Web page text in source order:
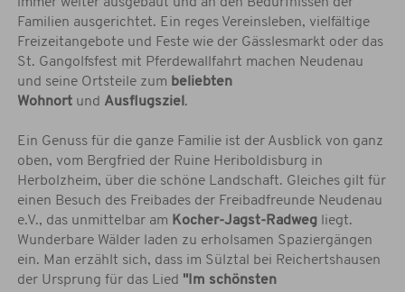
Familien ausgerichtet. Ein reges Vereinsleben, vielfältige
Freizeitangebote und Feste wie der Gässlesmarkt oder das
St. Gangolfsfest mit Pferdewallfahrt machen Neudenau
und seine Ortsteile zum beliebten
Wohnortund Ausflugsziel .
Ein Genuss für die ganze Familie ist der Ausblick von ganz
oben, vom Bergfried der Ruine Heriboldisburg in
Herbolzheim, über die schöne Landschaft. Gleiches gilt für
einen Besuch des Freibades der Freibadfreunde Neudenau
e.V., das unmittelbar am Kocher-Jagst-Radwegliegt.
Wunderbare Wälder laden zu erholsamen Spaziergängen
ein. Man erzählt sich, dass im Sülztal bei Reichertshausen
der Ursprung für das Lied "Im schönsten